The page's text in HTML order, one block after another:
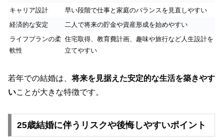
キャリア設計
早い段階で仕事と家庭のバランスを見直しやすい
経済的な安定
二人で将来の貯金や資産形成を始めやすい
ライフプランの柔
軟性
住宅取得、教育費計画、趣味や旅行など人生設計を
立てやすい
若年での結婚は、将来を見据えた安定的な生活を築きやす
いことが大きな特徴です。
25歳結婚に伴うリスクや後悔しやすいポイント